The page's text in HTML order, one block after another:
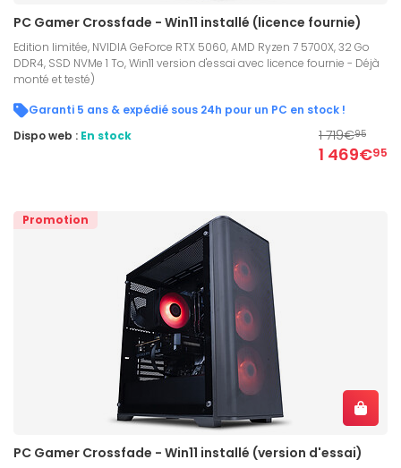
PC Gamer Crossfade - Win11 installé (licence fournie)
Edition limitée, NVIDIA GeForce RTX 5060, AMD Ryzen 7 5700X, 32 Go
DDR4, SSD NVMe 1 To, Win11 version d'essai avec licence fournie - Déjà
monté et testé)
Garanti 5 ans & expédié sous 24h pour un PC en stock !
1 719€95
1 469€95
Dispo web : En stock
Promotion
PC Gamer Crossfade - Win11 installé (version d'essai)